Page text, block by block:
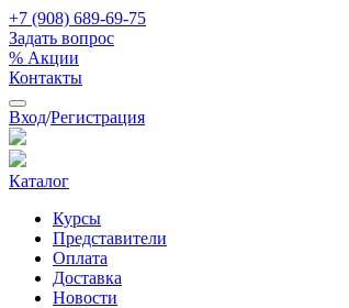
+7 (908) 689-69-75
Задать вопрос
% Акции
Контакты
Вход/Регистрация
Каталог
Курсы
Представители
Оплата
Доставка
Новости